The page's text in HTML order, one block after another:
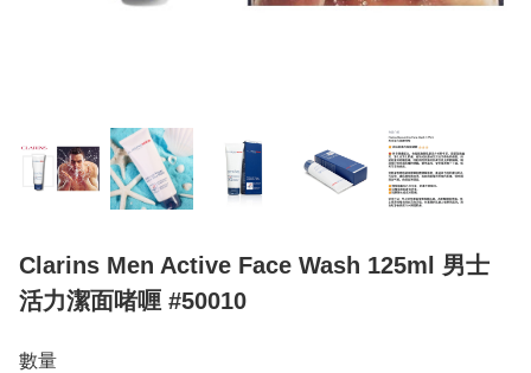
Clarins Men Active Face Wash 125ml 男士
活力潔面啫喱 #50010
數量